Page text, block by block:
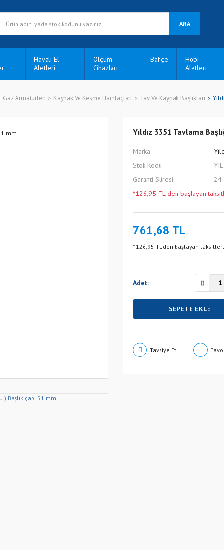
ARA
Havalı El
Aletleri
Ölçüm
Cihazları
Bahçe
Hobi
Aletleri
Gaz Armatürleri Kaynak Ve Kesme Hamlaçları Tav Ve Kaynak Başlıkları
Yıldız 3351 Tavlama
Marka
Stok Kodu
Garanti Süresi
24
*126,95 TL den başlayan
761,68 TL
* 126,95 TL den başlayan
Adet:
SEPETE EKLE
Tavsiye Et